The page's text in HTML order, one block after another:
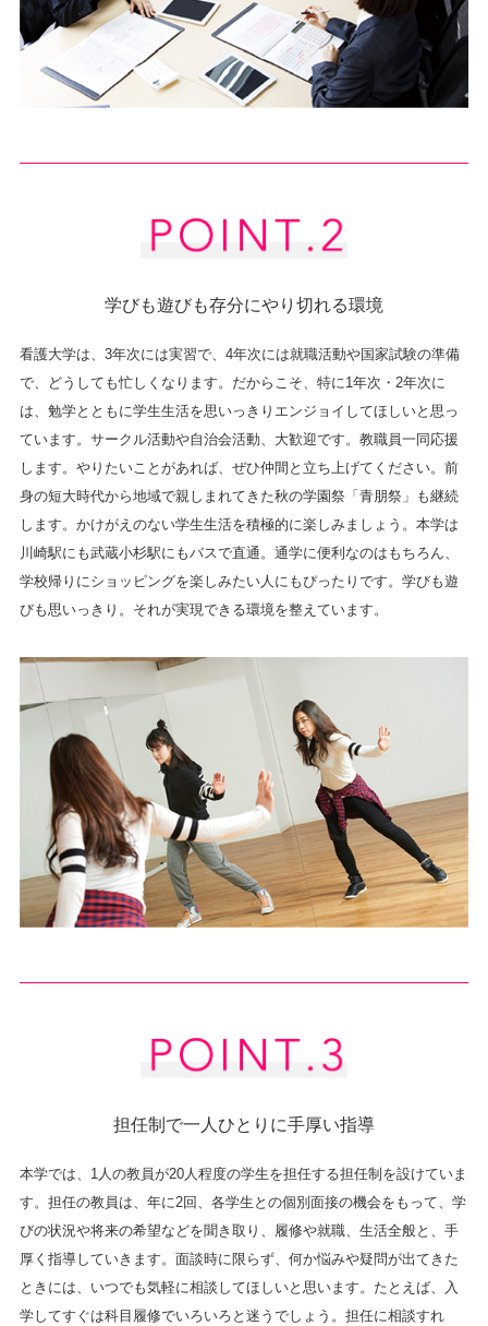
学びも遊びも存分にやり切れる環境
看護大学は、3年次には実習で、4年次には就職活動や国家試験の準備
で、どうしても忙しくなります。だからこそ、特に1年次・2年次に
は、勉学とともに学生生活を思いっきりエンジョイしてほしいと思っ
ています。サークル活動や自治会活動、大歓迎です。教職員一同応援
します。やりたいことがあれば、ぜひ仲間と立ち上げてください。前
身の短大時代から地域で親しまれてきた秋の学園祭「青朋祭」も継続
します。かけがえのない学生生活を積極的に楽しみましょう。本学は
川崎駅にも武蔵小杉駅にもバスで直通。通学に便利なのはもちろん、
学校帰りにショッピングを楽しみたい人にもぴったりです。学びも遊
びも思いっきり。それが実現できる環境を整えています。
担任制で一人ひとりに手厚い指導
本学では、1人の教員が20人程度の学生を担任する担任制を設けていま
す。担任の教員は、年に2回、各学生との個別面接の機会をもって、学
びの状況や将来の希望などを聞き取り、履修や就職、生活全般と、手
厚く指導していきます。面談時に限らず、何か悩みや疑問が出てきた
ときには、いつでも気軽に相談してほしいと思います。たとえば、入
学してすぐは科目履修でいろいろと迷うでしょう。担任に相談すれ